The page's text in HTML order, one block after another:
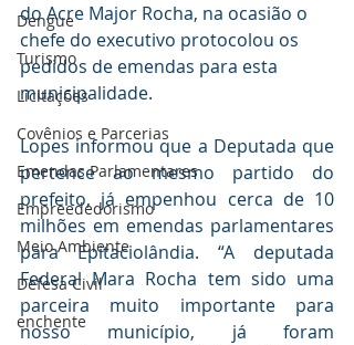
Dengue
Turismo
Licitações
Covênios e Parcerias
Emendas Parlamentares
Empreededorismo
Meio Ambiente
Defesa Civil
enchente
do Acre Major Rocha, na ocasião o
chefe do executivo protocolou os
pedidos de emendas para esta
municipalidade.
Lopes informou que a Deputada que
pertence ao mesmo partido do
prefeito, já empenhou cerca de 10
milhões em emendas parlamentares
para Epitaciolândia. “A deputada
Federal Mara Rocha tem sido uma
parceira muito importante para
nosso município, já foram